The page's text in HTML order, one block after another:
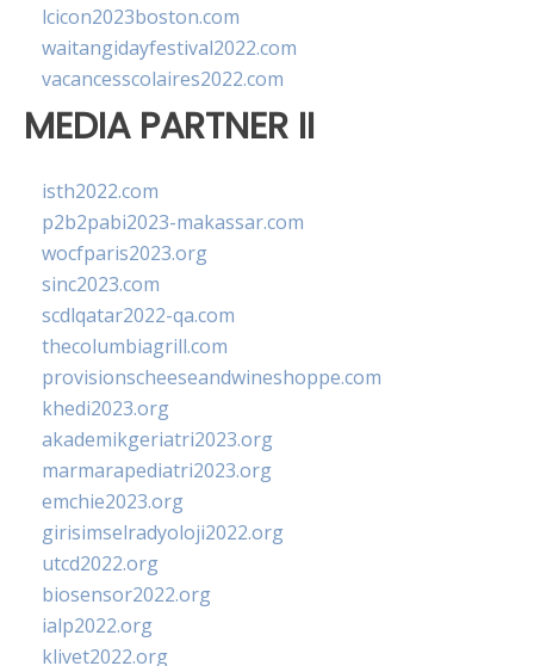
lcicon2023boston.com
waitangidayfestival2022.com
vacancesscolaires2022.com
MEDIA PARTNER II
isth2022.com
p2b2pabi2023-makassar.com
wocfparis2023.org
sinc2023.com
scdlqatar2022-qa.com
thecolumbiagrill.com
provisionscheeseandwineshoppe.com
khedi2023.org
akademikgeriatri2023.org
marmarapediatri2023.org
emchie2023.org
girisimselradyoloji2022.org
utcd2022.org
biosensor2022.org
ialp2022.org
klivet2022.org